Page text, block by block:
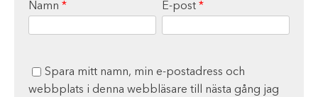
Namn * E-post *
Spara mitt namn, min e-postadress och
webbplats i denna webbläsare till nästa gång jag